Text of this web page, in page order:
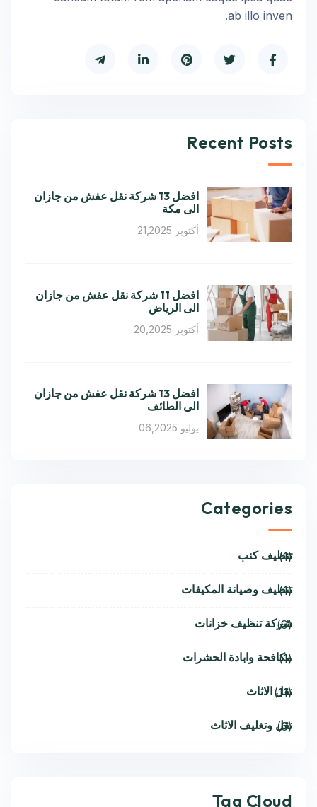
ab illo inven.
Recent Posts
افضل 13 شركة نقل عفش من جازان
الى مكة
أكتوبر 21,2025
افضل 11 شركة نقل عفش من جازان
الى الرياض
أكتوبر 20,2025
افضل 13 شركة نقل عفش من جازان
الى الطائف
يوليو 06,2025
Categories
تنظيف كنب
(1)
تنظيف وصيانة المكيفات
(1)
شركة تنظيف خزانات
(9)
مكافحة وابادة الحشرات
(1)
نقل الاثاث
(11)
نقل وتغليف الاثاث
(6)
Tag Cloud